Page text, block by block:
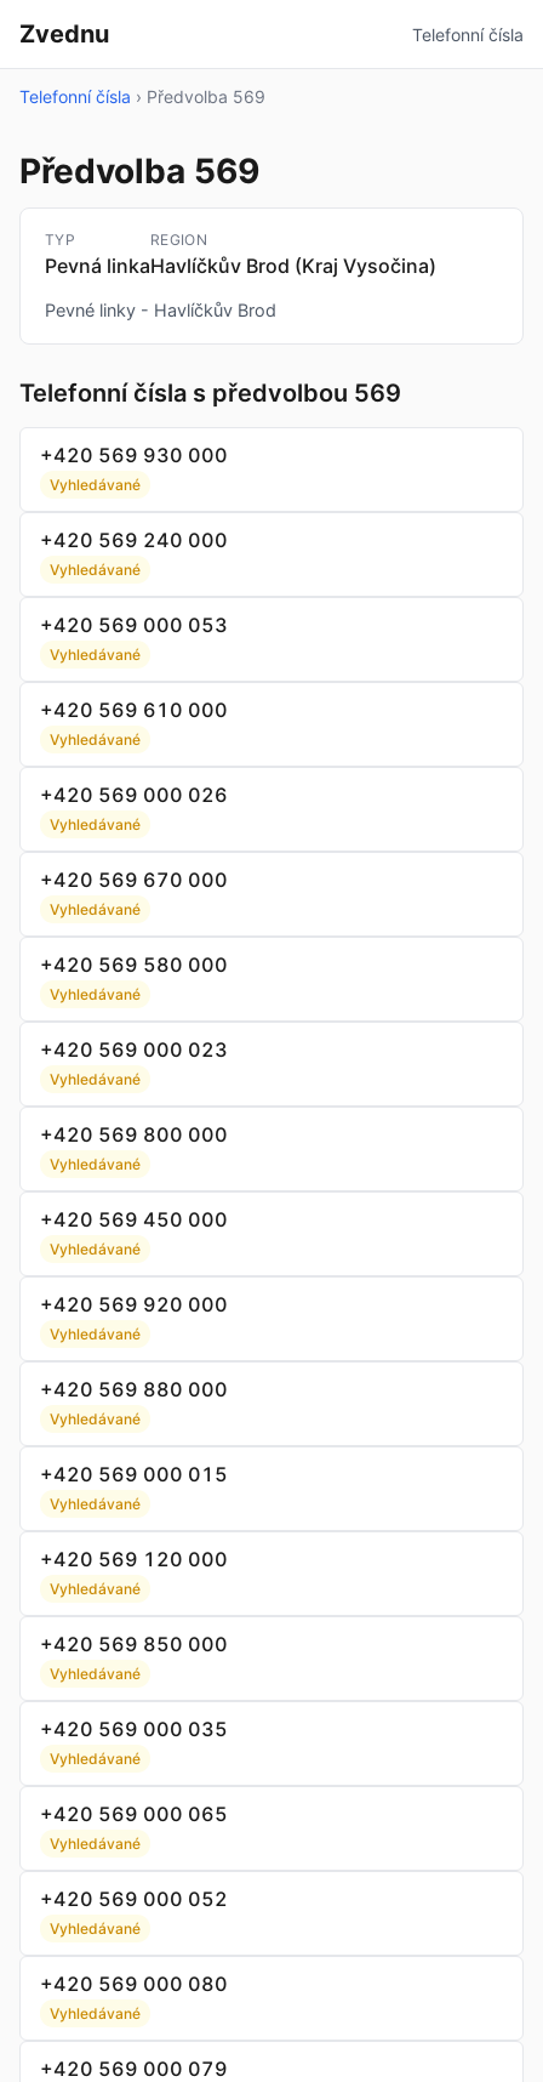
Zvednu Telefonní čísla
Telefonní čísla › Předvolba 569
Předvolba 569
TYP
Pevná linka
REGION
Havlíčkův Brod (Kraj Vysočina)
Pevné linky - Havlíčkův Brod
Telefonní čísla s předvolbou 569
+420 569 930 000
Vyhledávané
+420 569 240 000
Vyhledávané
+420 569 000 053
Vyhledávané
+420 569 610 000
Vyhledávané
+420 569 000 026
Vyhledávané
+420 569 670 000
Vyhledávané
+420 569 580 000
Vyhledávané
+420 569 000 023
Vyhledávané
+420 569 800 000
Vyhledávané
+420 569 450 000
Vyhledávané
+420 569 920 000
Vyhledávané
+420 569 880 000
Vyhledávané
+420 569 000 015
Vyhledávané
+420 569 120 000
Vyhledávané
+420 569 850 000
Vyhledávané
+420 569 000 035
Vyhledávané
+420 569 000 065
Vyhledávané
+420 569 000 052
Vyhledávané
+420 569 000 080
Vyhledávané
+420 569 000 079